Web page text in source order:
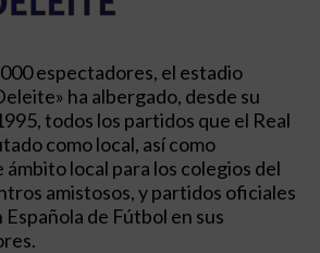
espectadores, el estadio
ha albergado, desde su
todos los partidos que el Real
como local, así como
local para los colegios del
amistosos, y partidos oficiales
Española de Fútbol en sus